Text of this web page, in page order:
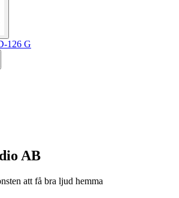
126 G
AB
att få bra ljud hemma